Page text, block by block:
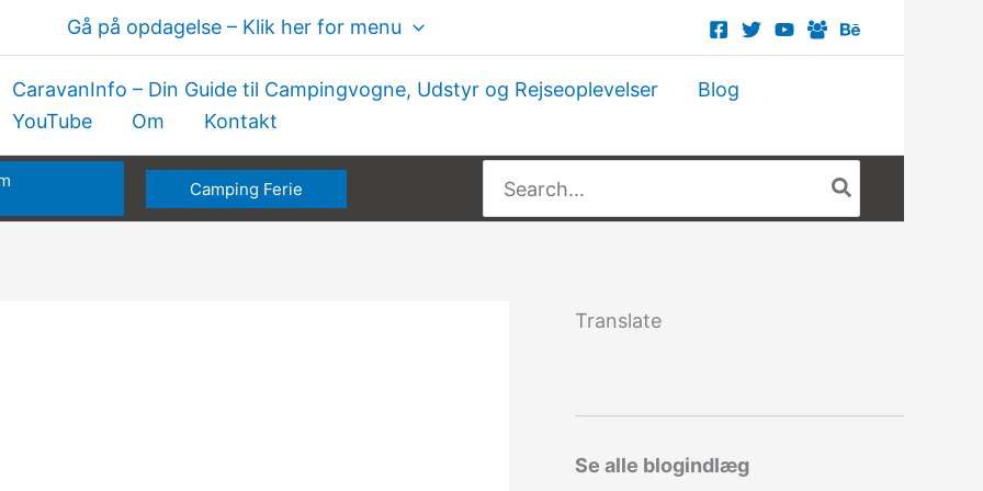
Gå på opdagelse – Klik her for menu
CaravanInfo – Din Guide til Campingvogne, Udstyr og Rejseoplevelser
Blog
YouTube
Om Kontakt
Camping Ferie
efter:
Translate
Se alle blogindlæg